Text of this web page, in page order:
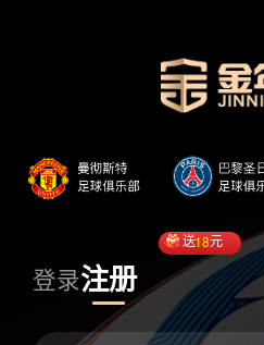
登录注册
送18元